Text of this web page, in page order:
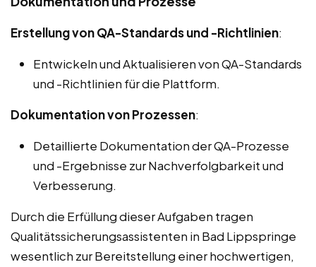
Erstellung von QA-Standards und -Richtlinien:
Entwickeln und Aktualisieren von QA-Standards
und -Richtlinien für die Plattform.
Dokumentation von Prozessen:
Detaillierte Dokumentation der QA-Prozesse
und -Ergebnisse zur Nachverfolgbarkeit und
Verbesserung.
Durch die Erfüllung dieser Aufgaben tragen
Qualitätssicherungsassistenten in Bad Lippspringe
wesentlich zur Bereitstellung einer hochwertigen,